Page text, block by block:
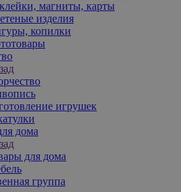
магниты, карты
изделия
копилки
игрушек
дома
для дома
группа